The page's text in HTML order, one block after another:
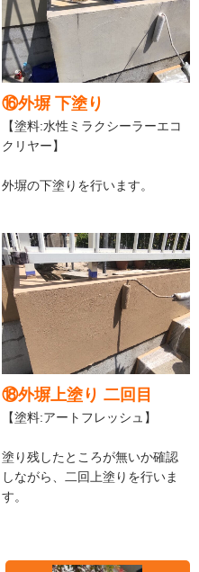
⑯外塀 下塗り
【塗料:水性ミラクシーラーエコ
クリヤー】
外塀の下塗りを行います。
⑱外塀上塗り 二回目
【塗料:アートフレッシュ】
塗り残したところが無いか確認
しながら、二回上塗りを行いま
す。